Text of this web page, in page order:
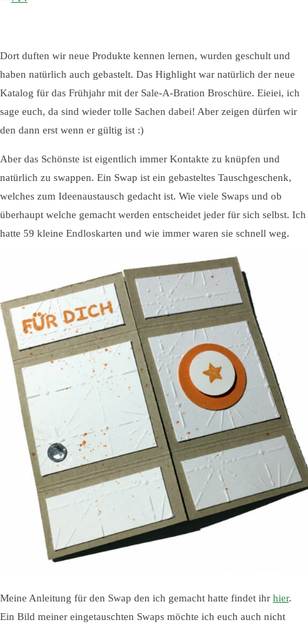
Dort duften wir neue Produkte kennen lernen, wurden geschult und
haben natürlich auch gebastelt. Das Highlight war natürlich der neue
Katalog für das Frühjahr mit der Sale-A-Bration Broschüre. Eieiei, ich
sage euch, da sind wieder tolle Sachen dabei! Aber zeigen dürfen wir
den dann erst wenn er gültig ist :)
Aber das Schönste ist eigentlich immer Kontakte zu knüpfen und
natürlich zu swappen. Ein Swap ist ein gebasteltes Tauschgeschenk,
welches zum Ideenaustausch gedacht ist. Wie viele Swaps und ob
überhaupt welche gemacht werden entscheidet jeder für sich selbst. Ich
hatte 59 kleine Endloskarten und wie immer waren sie schnell weg.
Meine Anleitung für den Swap den ich gemacht hatte findet ihr hier.
Ein Bild meiner eingetauschten Swaps möchte ich euch auch nicht